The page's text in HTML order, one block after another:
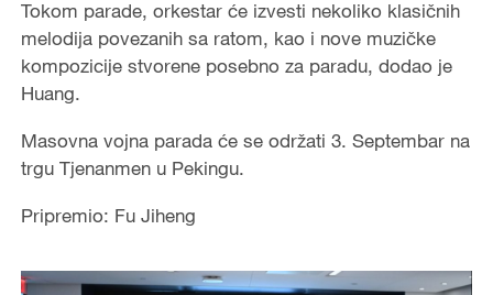
Tokom parade, orkestar će izvesti nekoliko klasičnih
melodija povezanih sa ratom, kao i nove muzičke
kompozicije stvorene posebno za paradu, dodao je
Huang.
Masovna vojna parada će se održati 3. Septembar na
trgu Tjenanmen u Pekingu.
Pripremio: Fu Jiheng